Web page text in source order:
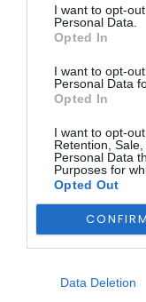
I want to opt-
Personal Data.
Opted In
I want to opt-
Personal Data
Opted In
I want to opt-
Retention,
Personal Data
Purposes for
Opted Out
CONFIRM
Data Deletion
Consulte o
Revisão – Beatriz
ÚLTIMA HORA:
ECONOMIA
Preços dos
cêntimos por
BEIRA INTERIOR
Maravilhas de